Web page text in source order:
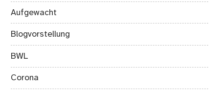
Aufgewacht
Blogvorstellung
BWL
Corona